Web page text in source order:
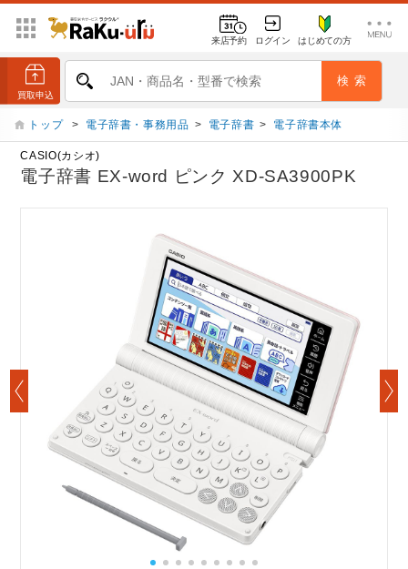
来店予約 ログイン はじめての方
トップ > 電子辞書・事務用品 > 電子辞書 > 電子辞書本体
CASIO(カシオ)
電子辞書 EX-word ピンク XD-SA3900PK